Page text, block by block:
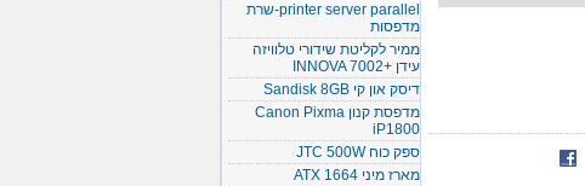
printer server parallel-שרת
מדפסות
ממיר לקליטת שידורי טלוויזה
עידן +INNOVA 7002
דיסק און קי Sandisk 8GB
מדפסת קנון Canon Pixma
iP1800
ספק כוח JTC 500W
מארז מיני ATX 1664